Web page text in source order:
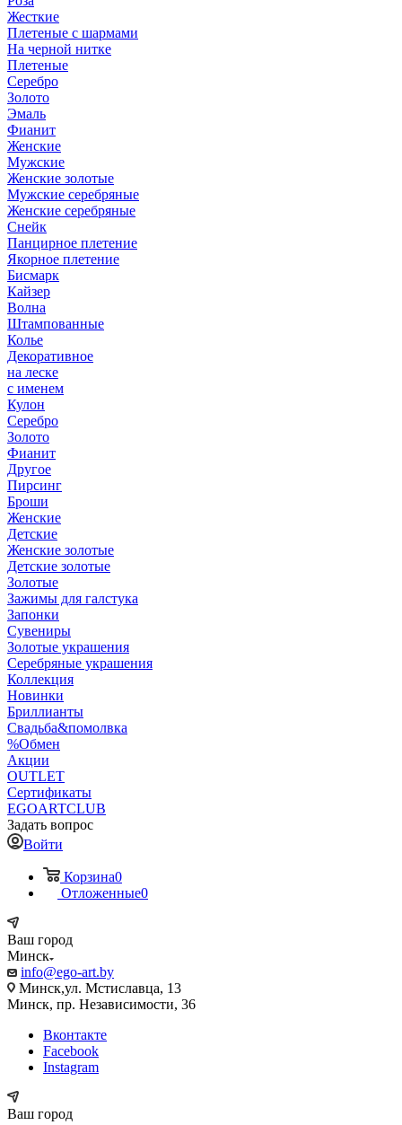
Жесткие
Плетеные с шармами
На черной нитке
Плетеные
Серебро
Золото
Эмаль
Фианит
Женские
Мужские
Женские золотые
Мужские серебряные
Женские серебряные
Снейк
Панцирное плетение
Якорное плетение
Бисмарк
Кайзер
Волна
Штампованные
Колье
Декоративное
на леске
с именем
Кулон
Серебро
Золото
Фианит
Другое
Пирсинг
Броши
Женские
Детские
Женские золотые
Детские золотые
Золотые
Зажимы для галстука
Запонки
Сувениры
Золотые украшения
Серебряные украшения
Коллекция
Новинки
Бриллианты
Свадьба&помолвка
%Обмен
Акции
OUTLET
Сертификаты
EGOARTCLUB
Задать вопрос
Войти
Корзина0
Отложенные0
Ваш город
Минск
info@ego-art.by
Минск,ул. Мстиславца, 13
Минск, пр. Независимости, 36
Вконтакте
Facebook
Instagram
Ваш город